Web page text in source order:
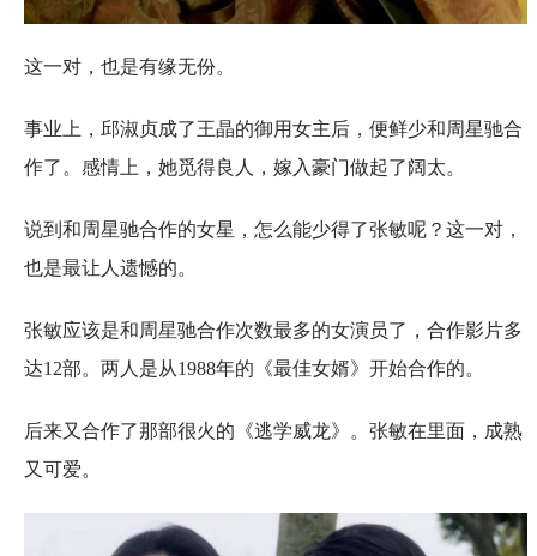
这一对，也是有缘无份。
事业上，邱淑贞成了王晶的御用女主后，便鲜少和周星驰合
作了。感情上，她觅得良人，嫁入豪门做起了阔太。
说到和周星驰合作的女星，怎么能少得了张敏呢？这一对，
也是最让人遗憾的。
张敏应该是和周星驰合作次数最多的女演员了，合作影片多
达12部。两人是从1988年的《最佳女婿》开始合作的。
后来又合作了那部很火的《逃学威龙》。张敏在里面，成熟
又可爱。